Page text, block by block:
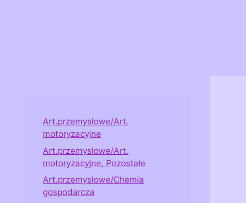
Art.przemysłowe/Art.
motoryzacyjne
Art.przemysłowe/Art.
motoryzacyjne, Pozostałe
Art.przemysłowe/Chemia
gospodarcza